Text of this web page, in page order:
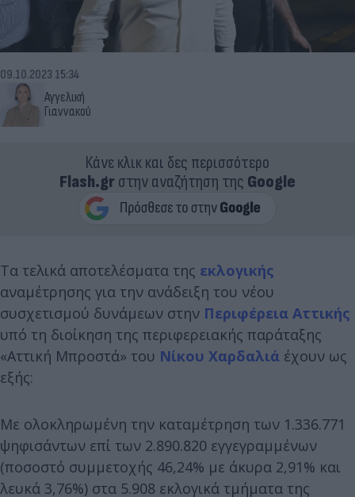
Αγγελική
Γιαννακού
09.10.2023 15:34
Κάνε κλικ και δες περισσότερο
Flash.grστην αναζήτηση της Google
Τα τελικά αποτελέσματα της εκλογικής
αναμέτρησης για την ανάδειξη του νέου
συσχετισμού δυνάμεων στην Περιφέρεια Αττικής
υπό τη διοίκηση της περιφερειακής παράταξης
«Αττική Μπροστά» του Νίκου Χαρδαλιά έχουν ως
εξής:
Με ολοκληρωμένη την καταμέτρηση των 1.336.771
ψηφισάντων επί των 2.890.820 εγγεγραμμένων
(ποσοστό συμμετοχής 46,24% με άκυρα 2,91% και
λευκά 3,76%) στα 5.908 εκλογικά τμήματα της